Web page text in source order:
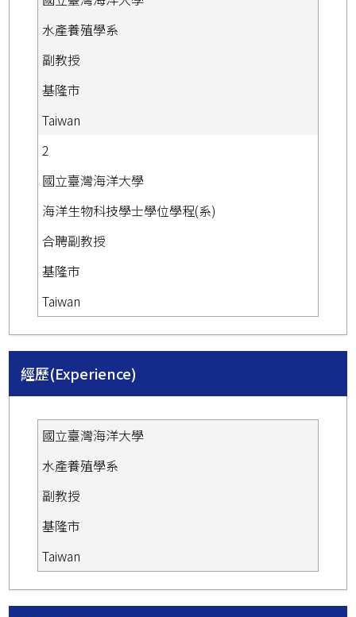
水產養殖學系
副教授
基隆市
Taiwan
2
國立臺灣海洋大學
海洋生物科技學士學位學程(系)
合聘副教授
基隆市
Taiwan
經歷(Experience)
國立臺灣海洋大學
水產養殖學系
副教授
基隆市
Taiwan